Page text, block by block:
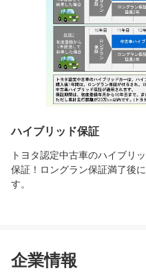
ハイブリッド保証
トヨタ認定中古車のハイブリ
保証！ロングラン保証満了後
す。
企業情報